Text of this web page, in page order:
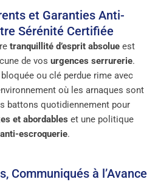
et Garanties Anti-
Sérénité Certifiée
tranquillité d’esprit absolue est
de vos urgences serrurerie.
ou clé perdue rime avec
où les arnaques sont
battons quotidiennement pour
et abordables et une politique
anti-escroquerie.
Communiqués à l’Avance